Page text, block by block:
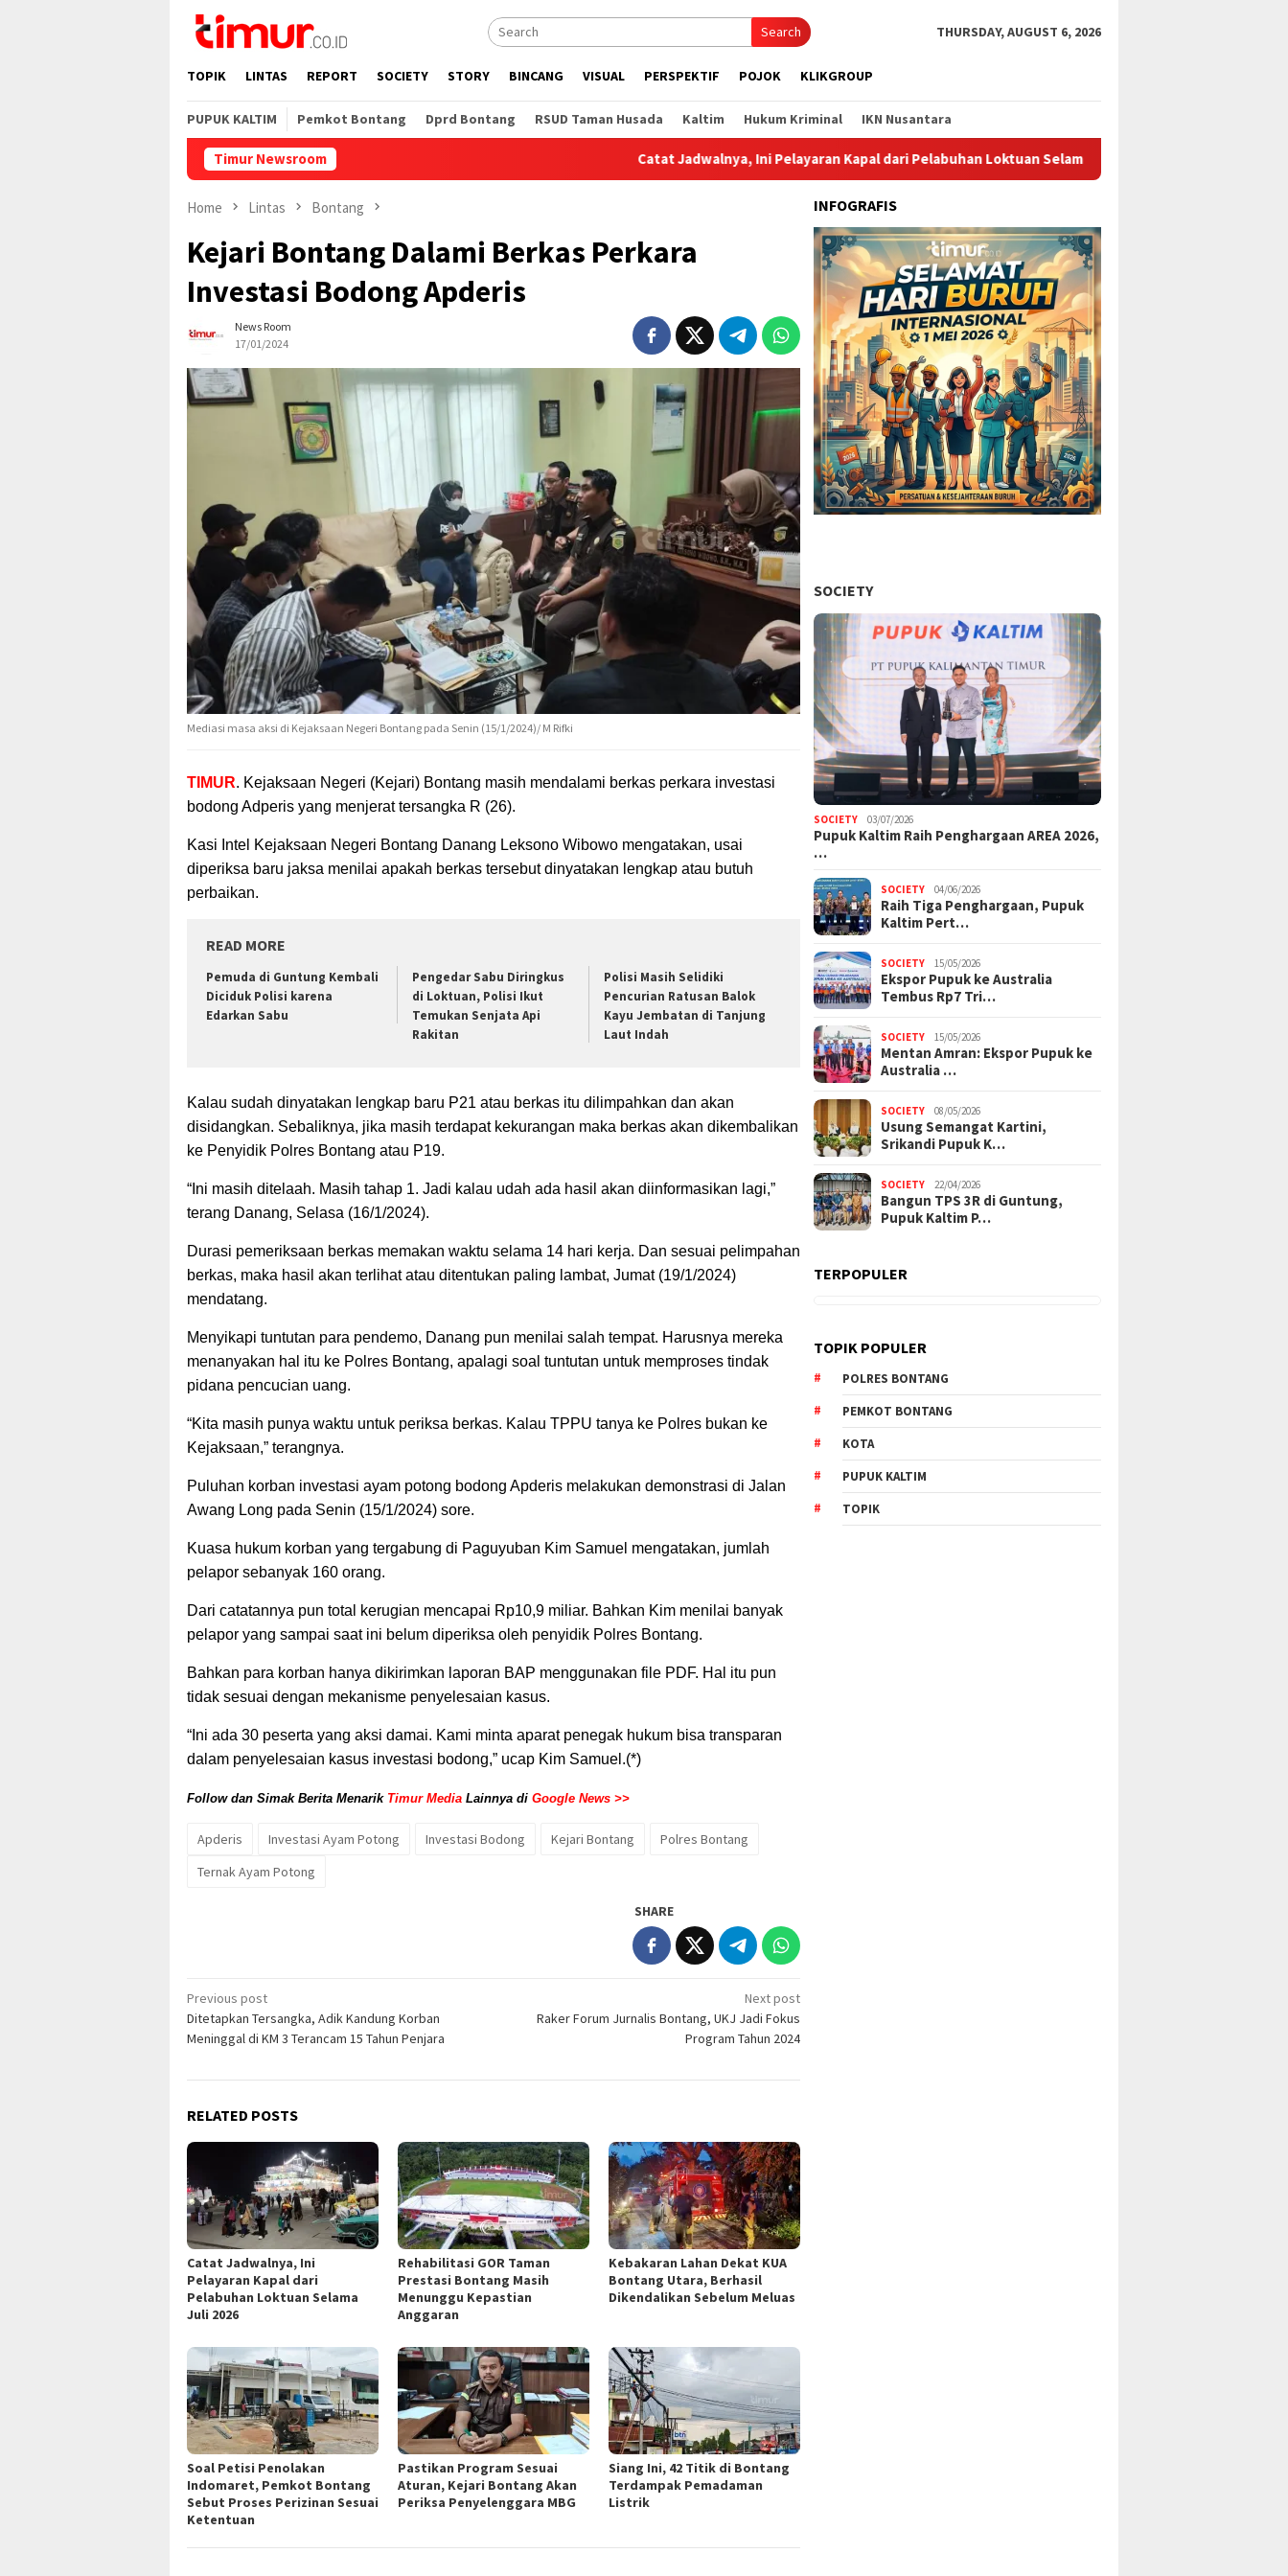
content
Search THURSDAY, AUGUST 6, 2026
TOPIK LINTAS REPORT SOCIETY STORY BINCANG VISUAL PERSPEKTIF POJOK KLIKGROUP
PUPUK KALTIM Pemkot Bontang Dprd Bontang RSUD Taman Husada Kaltim Hukum Kriminal IKN Nusantara
Timur Newsroom Catat Jadwalnya, Ini Pelayaran Kapal dari Pelabuhan Loktuan Selama Juli 2026
Home Lintas Bontang
Kejari Bontang Dalami Berkas Perkara
Investasi Bodong Apderis
News Room
17/01/2024
Mediasi masa aksi di Kejaksaan Negeri Bontang pada Senin (15/1/2024)/ M Rifki
TIMUR. Kejaksaan Negeri (Kejari) Bontang masih mendalami berkas perkara investasi
bodong Adperis yang menjerat tersangka R (26).
Kasi Intel Kejaksaan Negeri Bontang Danang Leksono Wibowo mengatakan, usai
diperiksa baru jaksa menilai apakah berkas tersebut dinyatakan lengkap atau butuh
perbaikan.
READ MORE
Pemuda di Guntung Kembali
Diciduk Polisi karena
Edarkan Sabu
Pengedar Sabu Diringkus
di Loktuan, Polisi Ikut
Temukan Senjata Api
Rakitan
Polisi Masih Selidiki
Pencurian Ratusan Balok
Kayu Jembatan di Tanjung
Laut Indah
Kalau sudah dinyatakan lengkap baru P21 atau berkas itu dilimpahkan dan akan
disidangkan. Sebaliknya, jika masih terdapat kekurangan maka berkas akan dikembalikan
ke Penyidik Polres Bontang atau P19.
“Ini masih ditelaah. Masih tahap 1. Jadi kalau udah ada hasil akan diinformasikan lagi,”
terang Danang, Selasa (16/1/2024).
Durasi pemeriksaan berkas memakan waktu selama 14 hari kerja. Dan sesuai pelimpahan
berkas, maka hasil akan terlihat atau ditentukan paling lambat, Jumat (19/1/2024)
mendatang.
Menyikapi tuntutan para pendemo, Danang pun menilai salah tempat. Harusnya mereka
menanyakan hal itu ke Polres Bontang, apalagi soal tuntutan untuk memproses tindak
pidana pencucian uang.
“Kita masih punya waktu untuk periksa berkas. Kalau TPPU tanya ke Polres bukan ke
Kejaksaan,” terangnya.
Puluhan korban investasi ayam potong bodong Apderis melakukan demonstrasi di Jalan
Awang Long pada Senin (15/1/2024) sore.
Kuasa hukum korban yang tergabung di Paguyuban Kim Samuel mengatakan, jumlah
pelapor sebanyak 160 orang.
Dari catatannya pun total kerugian mencapai Rp10,9 miliar. Bahkan Kim menilai banyak
pelapor yang sampai saat ini belum diperiksa oleh penyidik Polres Bontang.
Bahkan para korban hanya dikirimkan laporan BAP menggunakan file PDF. Hal itu pun
tidak sesuai dengan mekanisme penyelesaian kasus.
“Ini ada 30 peserta yang aksi damai. Kami minta aparat penegak hukum bisa transparan
dalam penyelesaian kasus investasi bodong,” ucap Kim Samuel.(*)
Follow dan Simak Berita Menarik Timur Media Lainnya di Google News >>
Apderis Investasi Ayam Potong Investasi Bodong Kejari Bontang
Polres Bontang
Ternak Ayam Potong
SHARE
Post
navigation
Previous post
Ditetapkan Tersangka, Adik Kandung Korban
Meninggal di KM 3 Terancam 15 Tahun Penjara
Next post
Raker Forum Jurnalis Bontang, UKJ Jadi Fokus
Program Tahun 2024
RELATED POSTS
Catat Jadwalnya, Ini
Pelayaran Kapal dari
Pelabuhan Loktuan Selama
Juli 2026
Rehabilitasi GOR Taman
Prestasi Bontang Masih
Menunggu Kepastian
Anggaran
Kebakaran Lahan Dekat KUA
Bontang Utara, Berhasil
Dikendalikan Sebelum Meluas
Soal Petisi Penolakan
Indomaret, Pemkot Bontang
Sebut Proses Perizinan Sesuai
Ketentuan
Pastikan Program Sesuai
Aturan, Kejari Bontang Akan
Periksa Penyelenggara MBG
Siang Ini, 42 Titik di Bontang
Terdampak Pemadaman
Listrik
INFOGRAFIS
SOCIETY
SOCIETY 03/07/2026
Pupuk Kaltim Raih Penghargaan AREA 2026,
…
SOCIETY 04/06/2026
Raih Tiga Penghargaan, Pupuk
Kaltim Pert…
SOCIETY 15/05/2026
Ekspor Pupuk ke Australia
Tembus Rp7 Tri…
SOCIETY 15/05/2026
Mentan Amran: Ekspor Pupuk ke
Australia …
SOCIETY 08/05/2026
Usung Semangat Kartini,
Srikandi Pupuk K…
SOCIETY 22/04/2026
Bangun TPS 3R di Guntung,
Pupuk Kaltim P…
TERPOPULER
TOPIK POPULER
POLRES BONTANG
PEMKOT BONTANG
KOTA
PUPUK KALTIM
TOPIK